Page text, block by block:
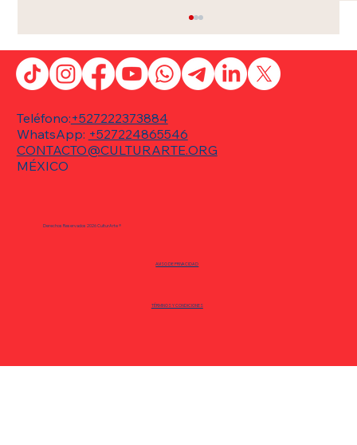
El éxito internacional que aborda la
Teléfono:+527222373884
WhatsApp: +527224865546
CONTACTO@CULTURARTE.ORG
MÉXICO
Derechos Reservados 2026 CulturArte ®
TÉRMINOS Y CONDICIONES
AVISO DE PRIVACIDAD